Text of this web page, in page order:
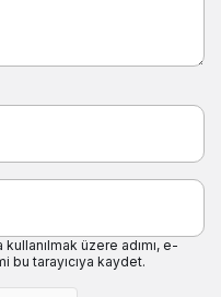
üzere adımı, e-
tarayıcıya kaydet.